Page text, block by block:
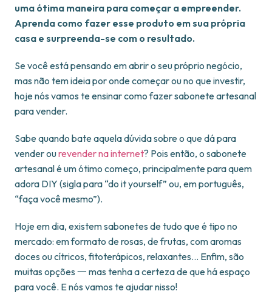
uma ótima maneira para começar a empreender.
Aprenda como fazer esse produto em sua própria
casa e surpreenda-se com o resultado.
Se você está pensando em abrir o seu próprio negócio,
mas não tem ideia por onde começar ou no que investir,
hoje nós vamos te ensinar como fazer sabonete artesanal
para vender.
Sabe quando bate aquela dúvida sobre o que dá para
vender ourevender na internet? Pois então, o sabonete
artesanal é um ótimo começo, principalmente para quem
adora DIY (sigla para “do it yourself” ou, em português,
“faça você mesmo”).
Hoje em dia, existem sabonetes de tudo que é tipo no
mercado: em formato de rosas, de frutas, com aromas
doces ou cítricos, fitoterápicos, relaxantes… Enfim, são
muitas opções 一 mas tenha a certeza de que há espaço
para você. E nós vamos te ajudar nisso!